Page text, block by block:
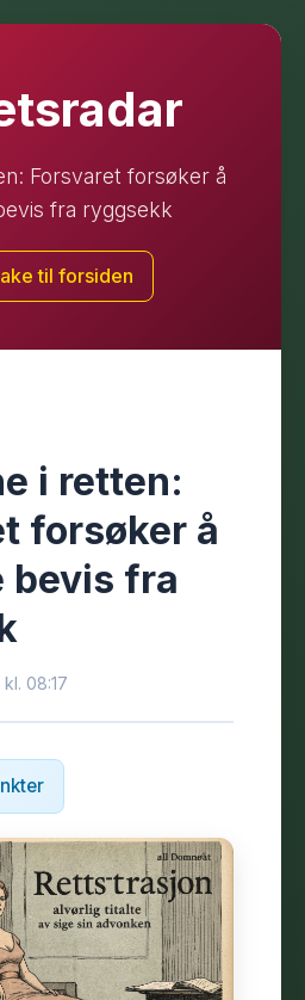
Forsvaret forsøker å
fra ryggsekk
til forsiden
i retten:
forsøker å
bevis fra
08:17